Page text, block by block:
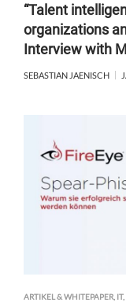
“Talent
organizations
Interview with
SEBASTIAN JAENISCH
ARTIKEL & WHITEPAPER